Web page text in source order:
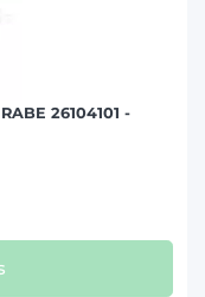
26104101 -